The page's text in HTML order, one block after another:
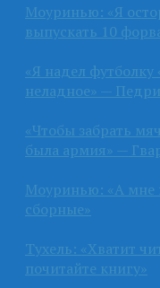
Моуринью: «Я
выпускать 10
«Я надел футболку
неладное» — Педри
«Чтобы забрать
была армия» —
Моуринью: «А мне
сборные»
Тухель: «Хватит
почитайте книгу»